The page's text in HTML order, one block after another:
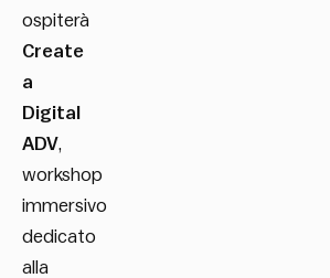
ospiterà
Create
a
Digital
ADV,
workshop
immersivo
dedicato
alla